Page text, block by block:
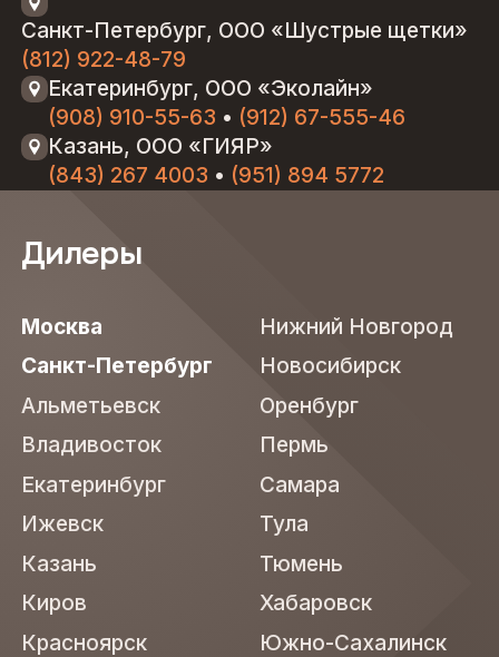
Санкт-Петербург, ООО «Шустрые щетки»
(812) 922-48-79
Екатеринбург, ООО «Эколайн»
(908) 910-55-63 • (912) 67-555-46
Казань, ООО «ГИЯР»
(843) 267 4003 • (951) 894 5772
Дилеры
Москва
Санкт-Петербург
Альметьевск
Владивосток
Екатеринбург
Ижевск
Казань
Киров
Красноярск
Нижний Новгород
Новосибирск
Оренбург
Пермь
Самара
Тула
Тюмень
Хабаровск
Южно-Сахалинск